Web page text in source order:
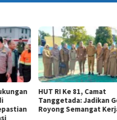
HUT RI Ke 81, Camat
Tanggetada: Jadikan Gotong
Royong Semangat Kerja Kita